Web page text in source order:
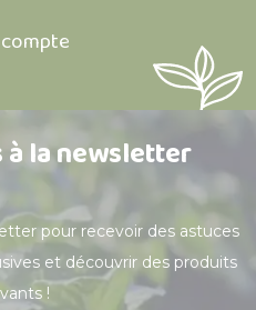
la newsletter
pour recevoir des astuces
et découvrir des produits
!